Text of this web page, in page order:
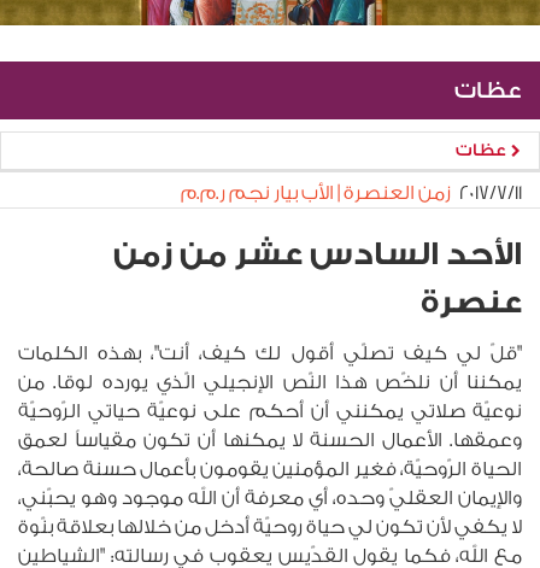
عظات
عظات
١١‏/٧‏/٢٠١٧ زمن العنصرة | الأب بيار نجم ر.م.م
الأحد السادس عشر من زمن
عنصرة
"قلّ لي كيف تصلّي أقول لك كيف، أنت"، بهذه الكلمات
يمكننا أن نلخّص هذا النّص الإنجيلي الّذي يورده لوقا. من
نوعيّة صلاتي يمكنني أن أحكم على نوعيّة حياتي الرّوحيّة
وعمقها. الأعمال الحسنة لا يمكنها أن تكون مقياساً لعمق
الحياة الرّوحيّة، فغير المؤمنين يقومون بأعمال حسنة صالحة،
والإيمان العقليّ وحده، أي معرفة أن الله موجود وهو يحبّني،
لا يكفي لأن تكون لي حياة روحيّة أدخل من خلالها بعلاقة بنّوة
مع الله، فكما يقول القدّيس يعقوب في رسالته: "الشياطين